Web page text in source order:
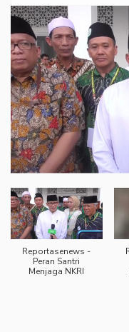
Reportasenews -
Peran Santri
Menjaga NKRI